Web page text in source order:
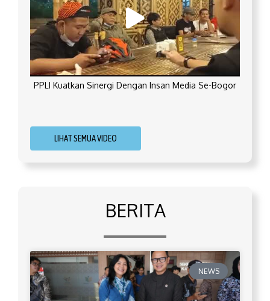
PPLI Kuatkan Sinergi Dengan Insan Media Se-Bogor
LIHAT SEMUA VIDEO
BERITA
NEWS